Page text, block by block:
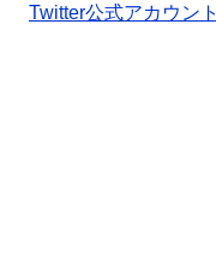
Twitter公式アカウント